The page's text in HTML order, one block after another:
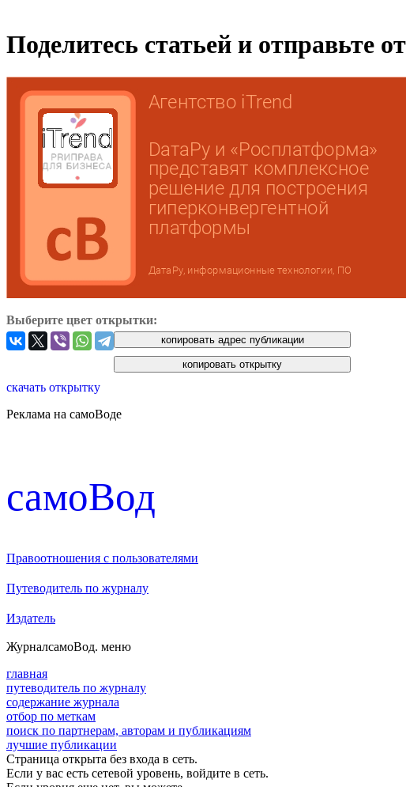
Поделитесь статьей и отправьте
Выберите цвет открытки:
скачать открытку
Реклама на самоВоде
cамоВод
Правоотношения с пользователями
Путеводитель по журналу
Издатель
ЖурналсамоВод. меню
главная
путеводитель по журналу
содержание журнала
отбор по меткам
поиск по партнерам, авторам и публикациям
лучшие публикации
Страница открыта без входа в сеть.
Если у вас есть сетевой уровень, войдите в сеть.